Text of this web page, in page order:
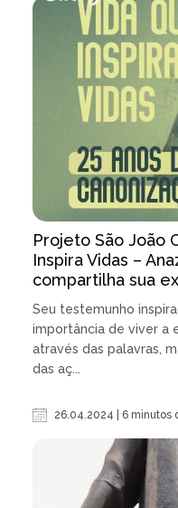
Projeto São João
Inspira Vidas –
compartilha sua
Seu testemunho
importância de viver a
através das palavras,
das aç...
26.04.2024 | 6 minutos